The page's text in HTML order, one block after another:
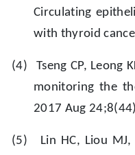
Circulating
with thyroid
(4)
Tseng CP, Leong
monitoring the
2017 Aug
(5)
Lin HC, Liou